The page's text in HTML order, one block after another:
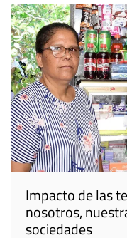
Impacto de las
nosotros,
sociedades